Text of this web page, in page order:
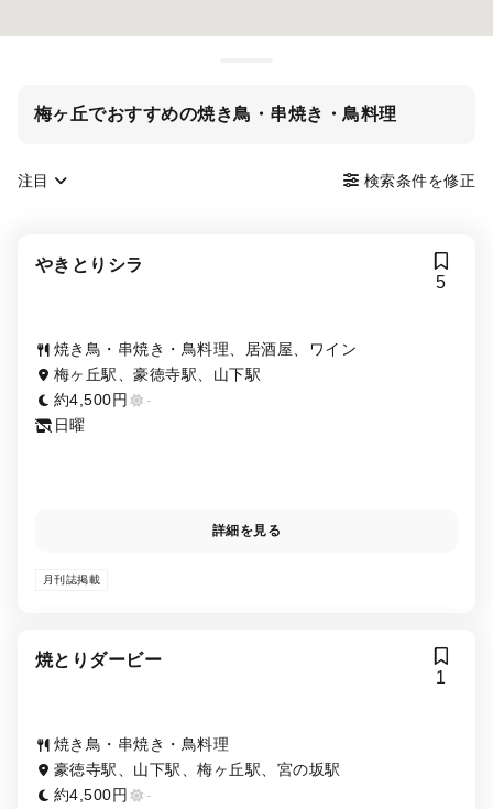
梅ヶ丘でおすすめの焼き鳥・串焼き・鳥料理
注目 検索条件を修正
やきとりシラ
5
焼き鳥・串焼き・鳥料理、居酒屋、ワイン
梅ヶ丘駅、豪徳寺駅、山下駅
約4,500円
-
日曜
詳細を見る
月刊誌掲載
焼とりダービー
1
焼き鳥・串焼き・鳥料理
豪徳寺駅、山下駅、梅ヶ丘駅、宮の坂駅
約4,500円
-